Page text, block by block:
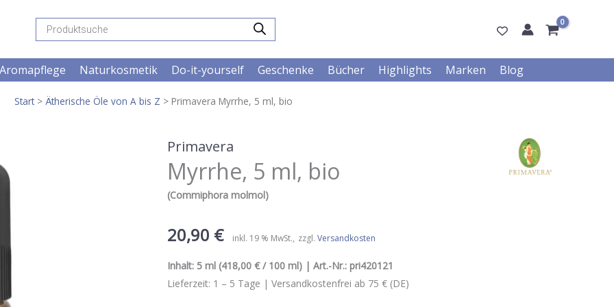
Products
search
Aromapflege Naturkosmetik Do-it-yourself Geschenke Bücher Highlights Marken Blog
Start > Ätherische Öle von A bis Z > Primavera Myrrhe, 5 ml, bio
Primavera
Myrrhe, 5 ml, bio
(Commiphora molmol)
20,90 € inkl. 19 % MwSt. zzgl. Versandkosten
Inhalt: 5 ml (418,00 € / 100 ml) | Art.-Nr.: pri420121
Lieferzeit: 1 – 5 Tage | Versandkostenfrei ab 75 € (DE)